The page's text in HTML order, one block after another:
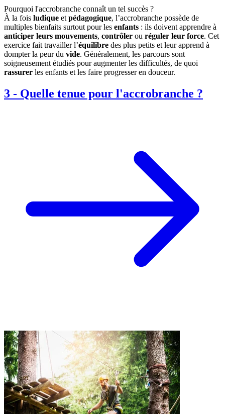
Pourquoi l'accrobranche connaît un tel succès ?
À la fois ludique et pédagogique, l’accrobranche possède de
multiples bienfaits surtout pour les enfants : ils doivent apprendre à
anticiper leurs mouvements, contrôler ou réguler leur force. Cet
exercice fait travailler l’équilibre des plus petits et leur apprend à
dompter la peur du vide. Généralement, les parcours sont
soigneusement étudiés pour augmenter les difficultés, de quoi
rassurer les enfants et les faire progresser en douceur.
3 - Quelle tenue pour l'accrobranche ?